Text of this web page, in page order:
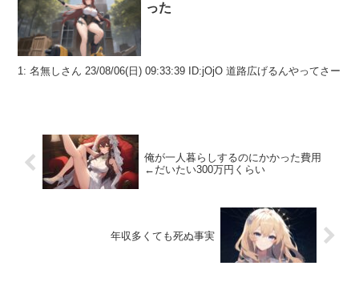
った
1: 名無しさん 23/08/06(日) 09:33:39 ID:jOjO 道路広げるんやってさー
俺が一人暮らしするのにかかった費用
←だいたい300万円くらい
年収多くても死ぬ事実